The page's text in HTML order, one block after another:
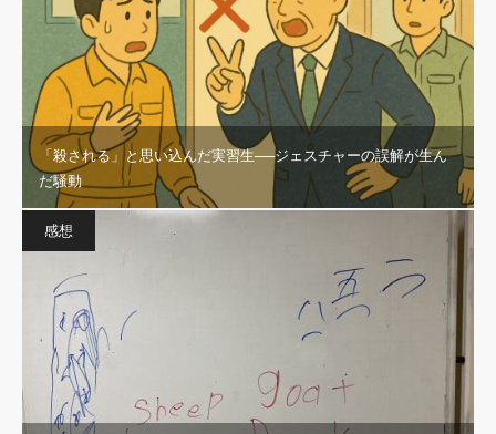
「殺される」と思い込んだ実習生──ジェスチャーの誤解が生ん
だ騒動
感想